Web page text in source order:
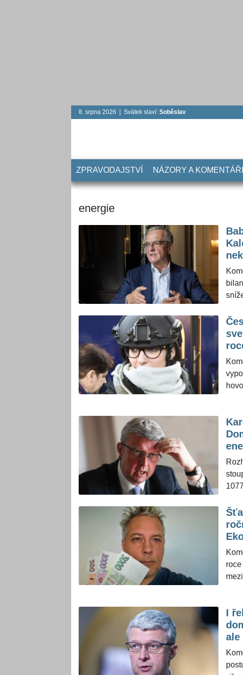
8. srpna 2026 | Svátek slaví: Soběslav
ZPRAVODAJSTVÍ NÁZORY A
energie
o
o
Kč
I
ale